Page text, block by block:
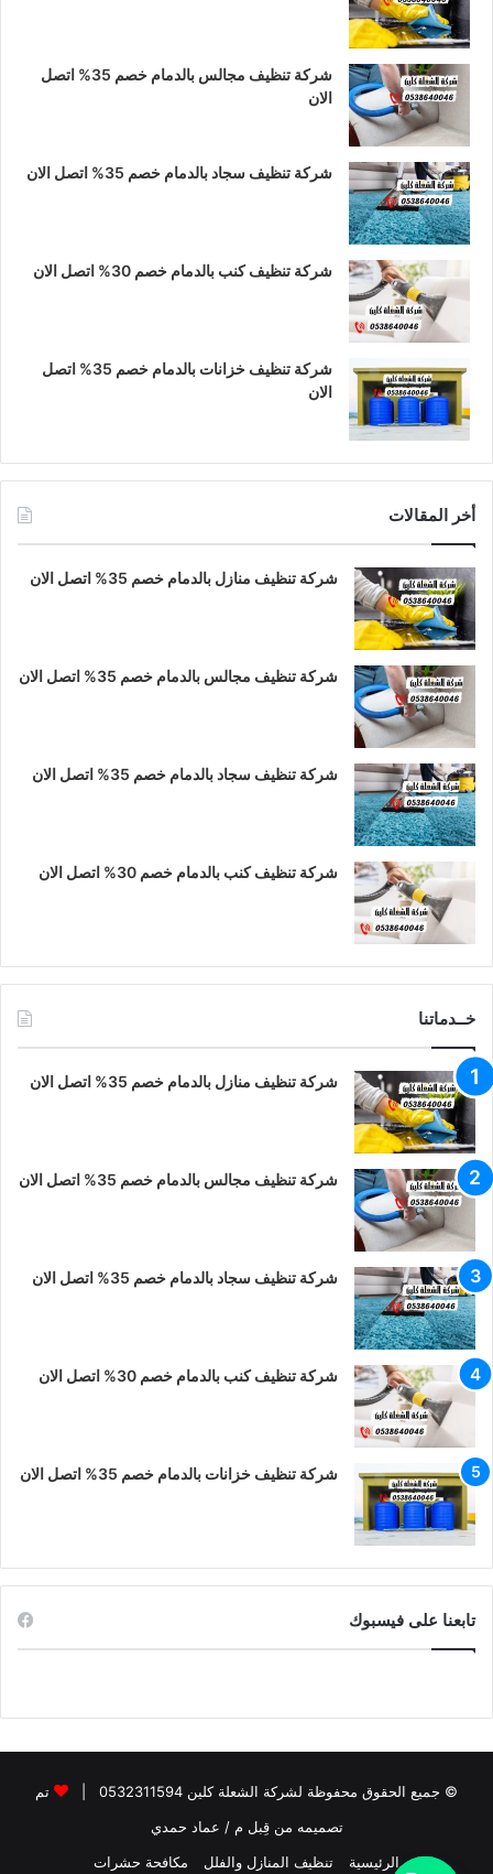
ا
شركة تنظيف مجالس بالدمام خصم 35% اتصل
الان
شركة تنظيف سجاد بالدمام خصم 35% اتصل الان
شركة تنظيف كنب بالدمام خصم 30% اتصل الان
شركة تنظيف خزانات بالدمام خصم 35% اتصل
الان
أخر المقالات
شركة تنظيف منازل بالدمام خصم 35% اتصل الان
شركة تنظيف مجالس بالدمام خصم 35% اتصل الان
شركة تنظيف سجاد بالدمام خصم 35% اتصل الان
شركة تنظيف كنب بالدمام خصم 30% اتصل الان
خــدماتنا
شركة تنظيف منازل بالدمام خصم 35% اتصل الان
شركة تنظيف مجالس بالدمام خصم 35% اتصل الان
شركة تنظيف سجاد بالدمام خصم 35% اتصل الان
شركة تنظيف كنب بالدمام خصم 30% اتصل الان
شركة تنظيف خزانات بالدمام خصم 35% اتصل الان
تابعنا على فيسبوك
© جميع الحقوق محفوظة لشركة الشعلة كلين 0532311594 |
تم
تصميمه من قِبل م / عماد حمدي
الرئيسية
تنظيف المنازل والفلل مكافحة حشرات